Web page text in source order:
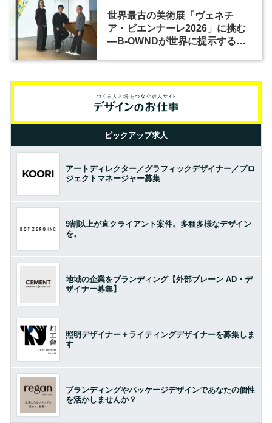
世界最古の美術展「ヴェネチ
ア・ビエンナーレ2026」に挑む
―B-OWNDが世界に提示する美
ピックアップ求人
アートディレクター／グラフィックデザイナー／プロ
ジェクトマネージャー募集
9割以上が直クライアント案件。多種多様なデザイン
を。
地域の企業をブランディング【外部ブレーン AD・デ
ザイナー募集】
照明デザイナー＋ライティングデザイナーを募集しま
す
ブランディングやパッケージデザインであなたの個性
を活かしませんか？